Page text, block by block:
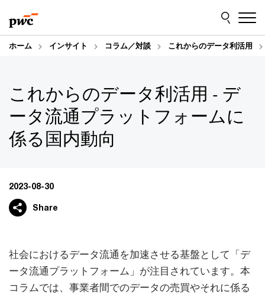
to
content
to
footer
ホーム インサイト コラム／対談 これからのデータ利活用
これからのデータ利活用 - デ
ータ流通プラットフォームに
係る国内動向
2023-08-30
Share
社会におけるデータ流通を加速させる基盤として「デ
ータ流通プラットフォーム」が注目されています。本
コラムでは、事業者間でのデータの売買やそれに係る